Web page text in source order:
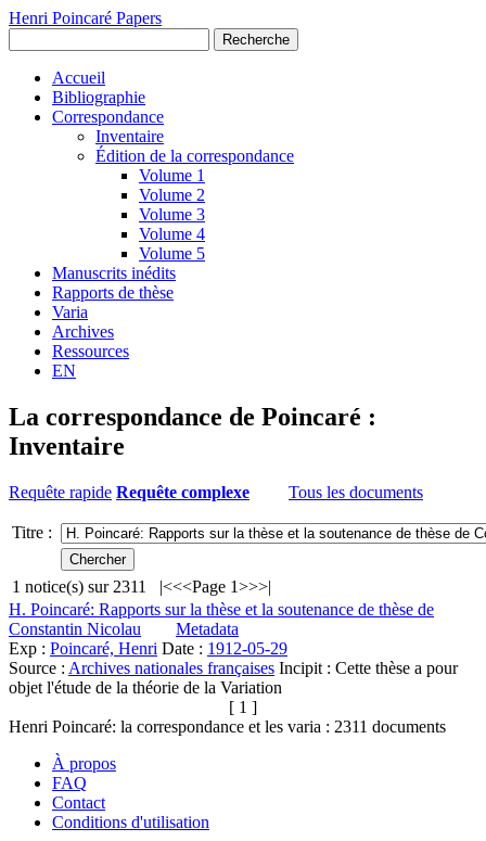
Henri Poincaré Papers
Recherche
Accueil
Bibliographie
Correspondance
Inventaire
Édition de la correspondance
Volume 1
Volume 2
Volume 3
Volume 4
Volume 5
Manuscrits inédits
Rapports de thèse
Varia
Archives
Ressources
EN
La correspondance de Poincaré :
Inventaire
Requête rapide Requête complexe Tous les documents
Titre :
1 notice(s) sur 2311 |<<<Page 1>>>|
H. Poincaré: Rapports sur la thèse et la soutenance de thèse de
Constantin Nicolau
Metadata
Exp : Poincaré, Henri Date : 1912-05-29
Source : Archives nationales françaises Incipit : Cette thèse a pour
objet l'étude de la théorie de la Variation
[ 1 ]
Henri Poincaré: la correspondance et les varia : 2311 documents
À propos
FAQ
Contact
Conditions d'utilisation